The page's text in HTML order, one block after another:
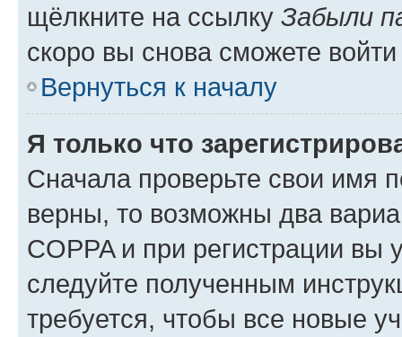
щёлкните на ссылку Забыли
скоро вы снова сможете
Вернуться к началу
Я только что
Сначала проверьте свои имя
верны, то возможны два
COPPA и при регистрации вы
следуйте полученным
требуется, чтобы все новые